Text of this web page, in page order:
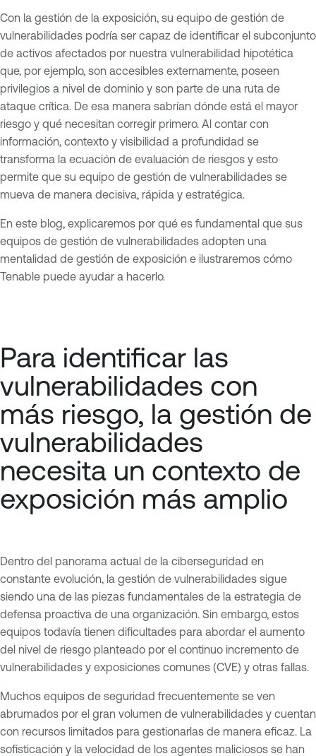
Con la gestión de la exposición, su equipo de gestión de
vulnerabilidades podría ser capaz de identificar el subconjunto
de activos afectados por nuestra vulnerabilidad hipotética
que, por ejemplo, son accesibles externamente, poseen
privilegios a nivel de dominio y son parte de una ruta de
ataque crítica. De esa manera sabrían dónde está el mayor
riesgo y qué necesitan corregir primero. Al contar con
información, contexto y visibilidad a profundidad se
transforma la ecuación de evaluación de riesgos y esto
permite que su equipo de gestión de vulnerabilidades se
mueva de manera decisiva, rápida y estratégica.
En este blog, explicaremos por qué es fundamental que sus
equipos de gestión de vulnerabilidades adopten una
mentalidad de gestión de exposición e ilustraremos cómo
Tenable puede ayudar a hacerlo.
Para identificar las
vulnerabilidades con
más riesgo, la gestión de
vulnerabilidades
necesita un contexto de
exposición más amplio
Dentro del panorama actual de la ciberseguridad en
constante evolución, la gestión de vulnerabilidades sigue
siendo una de las piezas fundamentales de la estrategia de
defensa proactiva de una organización. Sin embargo, estos
equipos todavía tienen dificultades para abordar el aumento
del nivel de riesgo planteado por el continuo incremento de
vulnerabilidades y exposiciones comunes (CVE) y otras fallas.
Muchos equipos de seguridad frecuentemente se ven
abrumados por el gran volumen de vulnerabilidades y cuentan
con recursos limitados para gestionarlas de manera eficaz. La
sofisticación y la velocidad de los agentes maliciosos se han